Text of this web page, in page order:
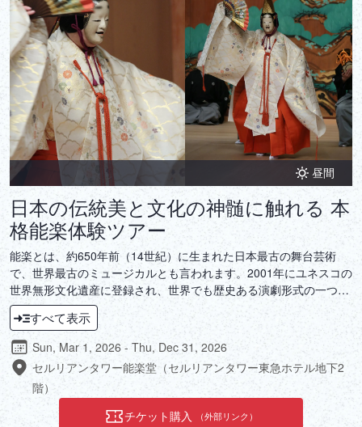
昼間
日本の伝統美と文化の神髄に触れる 本
格能楽体験ツアー
能楽とは、約650年前（14世紀）に生まれた日本最古の舞台芸術
で、世界最古のミュージカルとも言われます。2001年にユネスコの
世界無形文化遺産に登録され、世界でも歴史ある演劇形式の一つと
して認められています。それは単なる演劇ではなく、日本人の美意
識と精神性が凝縮された芸術形式であり、言葉を超えて日本文化を
感じることのできる古典芸能です。伝統を継承する本物の能楽師に
よる実演、解説、体験が組み込まれた本ツアーでは、能楽師と共に
日本文化の真髄に深く触れていただける貴重なプログラムとなって
おります。
すべて表示
Sun, Mar 1, 2026 - Thu, Dec 31, 2026
セルリアンタワー能楽堂（セルリアンタワー東急ホテル地下2
階）
チケット購入
（外部リンク）